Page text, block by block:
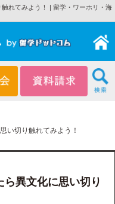
れてみよう！ | 留学・ワーホリ・海
い切り触れてみよう！
ら異文化に思い切り